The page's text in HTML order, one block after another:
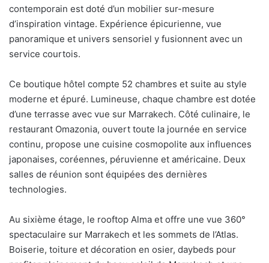
contemporain est doté d’un mobilier sur-mesure
d’inspiration vintage. Expérience épicurienne, vue
panoramique et univers sensoriel y fusionnent avec un
service courtois.
Ce boutique hôtel compte 52 chambres et suite au style
moderne et épuré. Lumineuse, chaque chambre est dotée
d’une terrasse avec vue sur Marrakech. Côté culinaire, le
restaurant Omazonia, ouvert toute la journée en service
continu, propose une cuisine cosmopolite aux influences
japonaises, coréennes, péruvienne et américaine. Deux
salles de réunion sont équipées des dernières
technologies.
Au sixième étage, le rooftop Alma et offre une vue 360°
spectaculaire sur Marrakech et les sommets de l’Atlas.
Boiserie, toiture et décoration en osier, daybeds pour